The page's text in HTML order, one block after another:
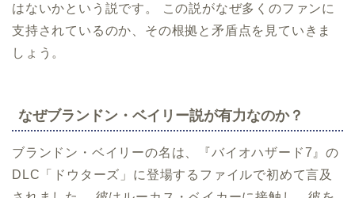
はないかという説です。 この説がなぜ多くのファンに
支持されているのか、その根拠と矛盾点を見ていきま
しょう。
なぜブランドン・ベイリー説が有力なのか？
ブランドン・ベイリーの名は、『バイオハザード7』の
DLC「ドウターズ」に登場するファイルで初めて言及